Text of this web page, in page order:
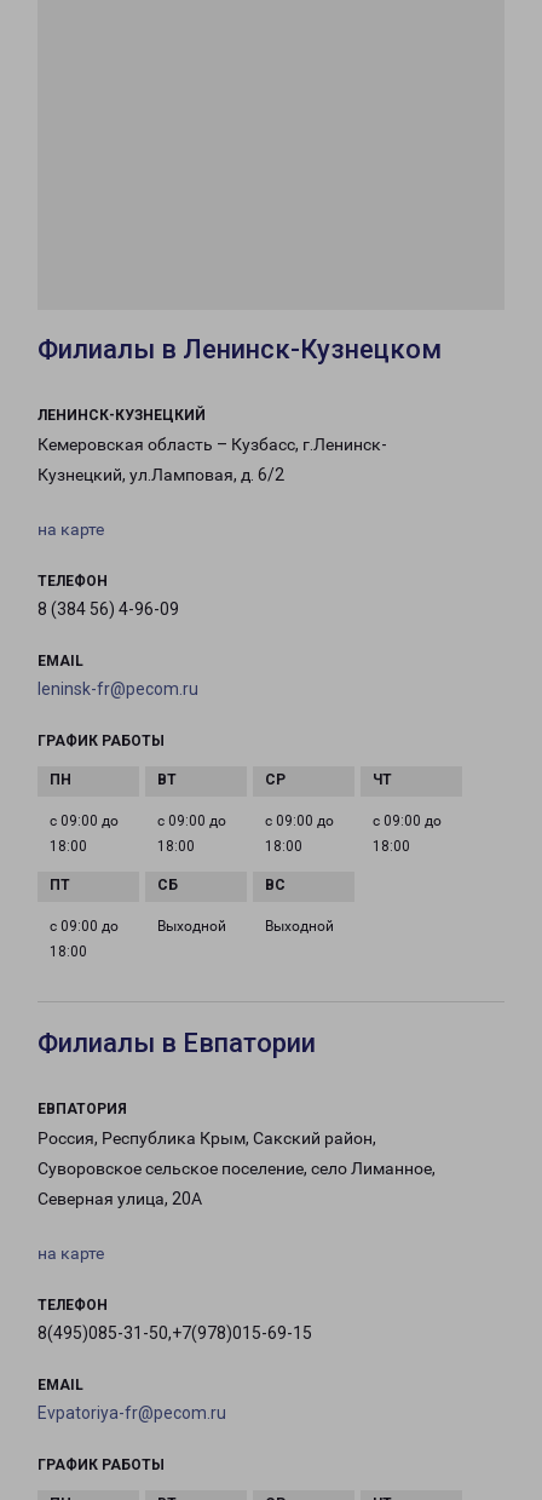
Филиалы в Ленинск-Кузнецком
ЛЕНИНСК-КУЗНЕЦКИЙ
Кемеровская область – Кузбасс, г.Ленинск-
Кузнецкий, ул.Ламповая, д. 6/2
на карте
ТЕЛЕФОН
8 (384 56) 4-96-09
EMAIL
leninsk-fr@pecom.ru
ГРАФИК РАБОТЫ
с 09:00 до
18:00
с 09:00 до
18:00
с 09:00 до
18:00
с 09:00 до
18:00
с 09:00 до
18:00
Выходной Выходной
Филиалы в Евпатории
ЕВПАТОРИЯ
Россия, Республика Крым, Сакский район,
Суворовское сельское поселение, село Лиманное,
Северная улица, 20А
на карте
ТЕЛЕФОН
8(495)085-31-50,+7(978)015-69-15
EMAIL
Evpatoriya-fr@pecom.ru
ГРАФИК РАБОТЫ